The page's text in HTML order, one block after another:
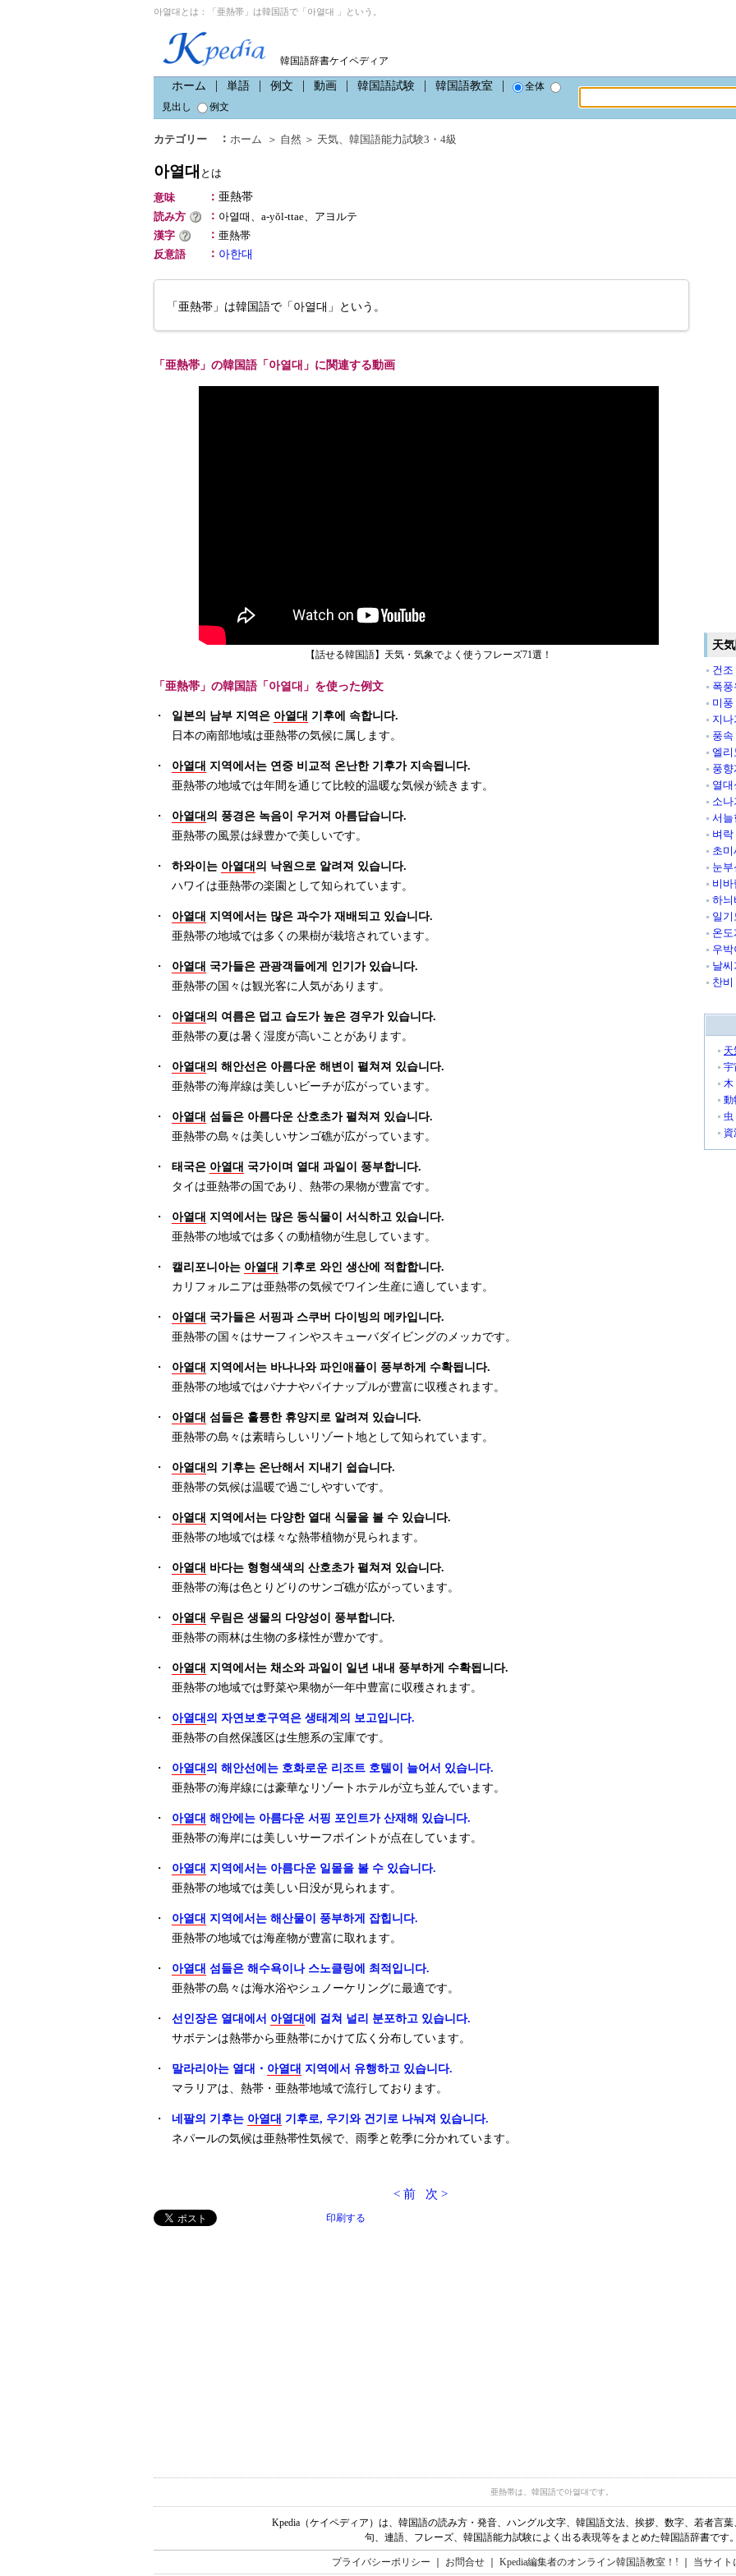
아열대とは：「亜熱帯」は韓国語で「아열대 」という。
韓国語辞書ケイペディア
ホーム 単語 例文 動画 韓国語試験 韓国語教室
全体
見出し
例文
カテゴリー ： ホーム ＞ 自然 ＞ 天気、 韓国語能力試験3・4級
아열대 とは
意味
： 亜熱帯
読み方
： 아열때、a-yŏl-ttae、アヨルテ
漢字
： 亜熱帯
反意語
： 아한대
「亜熱帯」は韓国語で「아열대」という。
「亜熱帯」の韓国語「아열대」に関連する動画
【話せる韓国語】天気・気象でよく使うフレーズ71選！
「亜熱帯」の韓国語「아열대」を使った例文
・ 일본의 남부 지역은 아열대 기후에 속합니다.
日本の南部地域は亜熱帯の気候に属します。
・ 아열대 지역에서는 연중 비교적 온난한 기후가 지속됩니다.
亜熱帯の地域では年間を通じて比較的温暖な気候が続きます。
・ 아열대 의 풍경은 녹음이 우거져 아름답습니다.
亜熱帯の風景は緑豊かで美しいです。
・ 하와이는 아열대 의 낙원으로 알려져 있습니다.
ハワイは亜熱帯の楽園として知られています。
・ 아열대 지역에서는 많은 과수가 재배되고 있습니다.
亜熱帯の地域では多くの果樹が栽培されています。
・ 아열대 국가들은 관광객들에게 인기가 있습니다.
亜熱帯の国々は観光客に人気があります。
・ 아열대 의 여름은 덥고 습도가 높은 경우가 있습니다.
亜熱帯の夏は暑く湿度が高いことがあります。
・ 아열대 의 해안선은 아름다운 해변이 펼쳐져 있습니다.
亜熱帯の海岸線は美しいビーチが広がっています。
・ 아열대 섬들은 아름다운 산호초가 펼쳐져 있습니다.
亜熱帯の島々は美しいサンゴ礁が広がっています。
・ 태국은 아열대 국가이며 열대 과일이 풍부합니다.
タイは亜熱帯の国であり、熱帯の果物が豊富です。
・ 아열대 지역에서는 많은 동식물이 서식하고 있습니다.
亜熱帯の地域では多くの動植物が生息しています。
・ 캘리포니아는 아열대 기후로 와인 생산에 적합합니다.
カリフォルニアは亜熱帯の気候でワイン生産に適しています。
・ 아열대 국가들은 서핑과 스쿠버 다이빙의 메카입니다.
亜熱帯の国々はサーフィンやスキューバダイビングのメッカです。
・ 아열대 지역에서는 바나나와 파인애플이 풍부하게 수확됩니다.
亜熱帯の地域ではバナナやパイナップルが豊富に収穫されます。
・ 아열대 섬들은 훌륭한 휴양지로 알려져 있습니다.
亜熱帯の島々は素晴らしいリゾート地として知られています。
・ 아열대 의 기후는 온난해서 지내기 쉽습니다.
亜熱帯の気候は温暖で過ごしやすいです。
・ 아열대 지역에서는 다양한 열대 식물을 볼 수 있습니다.
亜熱帯の地域では様々な熱帯植物が見られます。
・ 아열대 바다는 형형색색의 산호초가 펼쳐져 있습니다.
亜熱帯の海は色とりどりのサンゴ礁が広がっています。
・ 아열대 우림은 생물의 다양성이 풍부합니다.
亜熱帯の雨林は生物の多様性が豊かです。
・ 아열대 지역에서는 채소와 과일이 일년 내내 풍부하게 수확됩니다.
亜熱帯の地域では野菜や果物が一年中豊富に収穫されます。
・ 아열대 의 자연보호구역은 생태계의 보고입니다.
亜熱帯の自然保護区は生態系の宝庫です。
・ 아열대 의 해안선에는 호화로운 리조트 호텔이 늘어서 있습니다.
亜熱帯の海岸線には豪華なリゾートホテルが立ち並んでいます。
・ 아열대 해안에는 아름다운 서핑 포인트가 산재해 있습니다.
亜熱帯の海岸には美しいサーフポイントが点在しています。
・ 아열대 지역에서는 아름다운 일몰을 볼 수 있습니다.
亜熱帯の地域では美しい日没が見られます。
・ 아열대 지역에서는 해산물이 풍부하게 잡힙니다.
亜熱帯の地域では海産物が豊富に取れます。
・ 아열대 섬들은 해수욕이나 스노클링에 최적입니다.
亜熱帯の島々は海水浴やシュノーケリングに最適です。
・ 선인장은 열대에서 아열대 에 걸쳐 널리 분포하고 있습니다.
サボテンは熱帯から亜熱帯にかけて広く分布しています。
・ 말라리아는 열대・ 아열대 지역에서 유행하고 있습니다.
マラリアは、熱帯・亜熱帯地域で流行しております。
・ 네팔의 기후는 아열대 기후로, 우기와 건기로 나눠져 있습니다.
ネパールの気候は亜熱帯性気候で、雨季と乾季に分かれています。
< 前 次 >
印刷する
天
건조
폭풍
미풍
지나
풍속
엘리
풍향
열대
소나
서늘
벼락
초미
눈부
비바
하늬
일기
온도
우박
날씨
찬비
天
宇
木
動
虫
資
亜熱帯は、韓国語で아열대です。
Kpedia（ケイペディア）は、韓国語の読み方・発音、ハングル文字、韓国語文法、挨拶、数字、若者言
句、連語、フレーズ、韓国語能力試験によく出る表現等をまとめた韓国語辞書です。
プライバシーポリシー お問合せ Kpedia編集者のオンライン韓国語教室！! 当サイト